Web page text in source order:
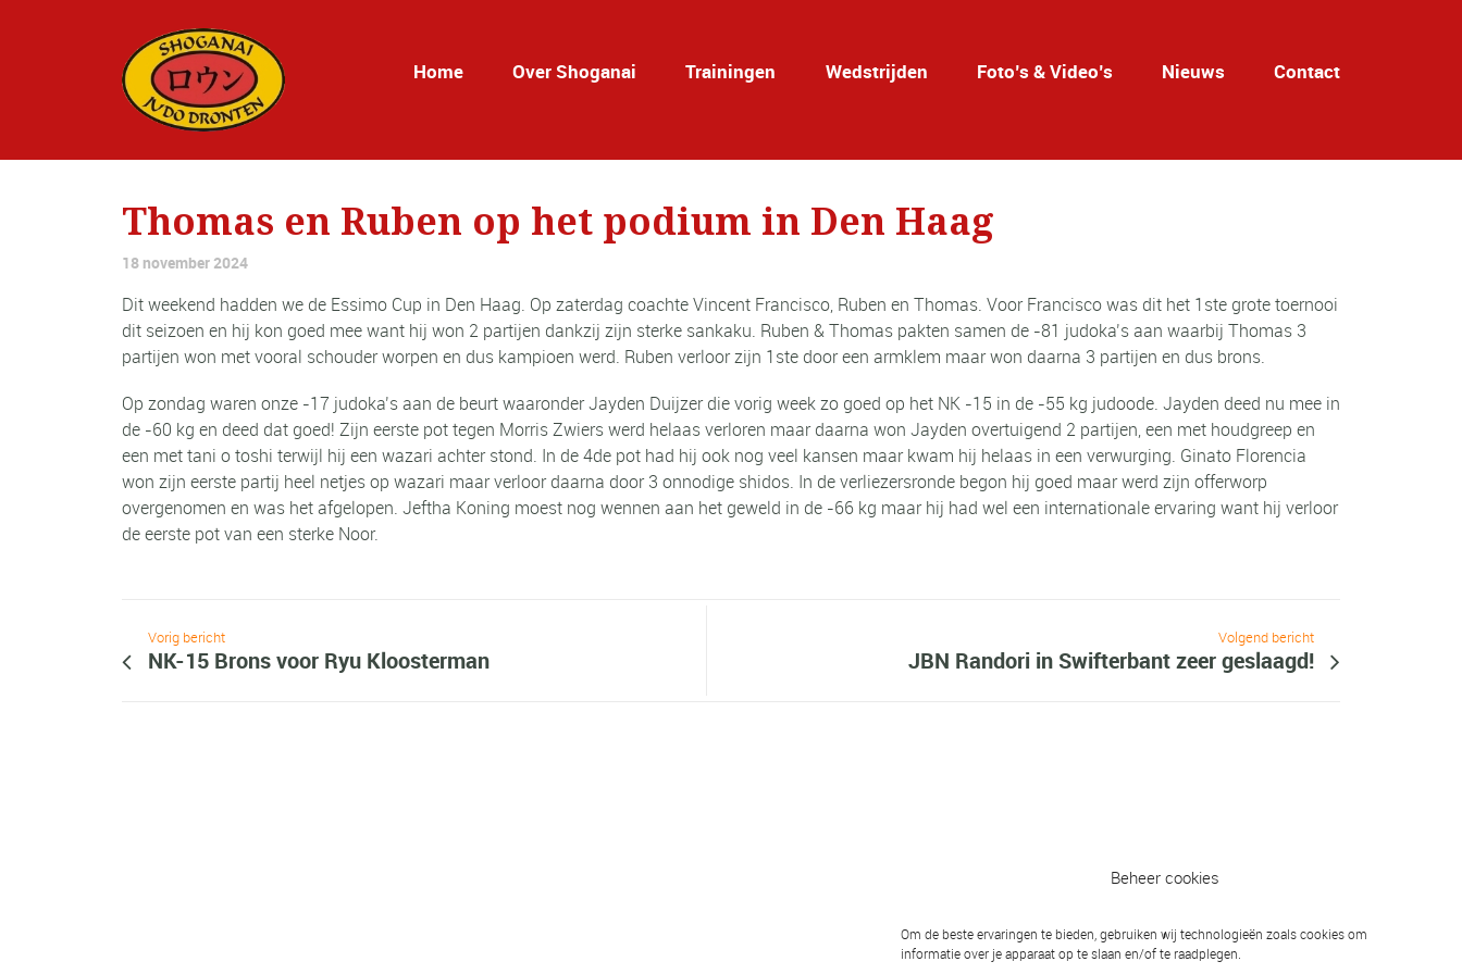
Beheer cookies
Om de beste ervaringen te bieden, gebruiken wij technologieën zoals cookies om
informatie over je apparaat op te slaan en/of te raadplegen.
Home Over Shoganai Trainingen Wedstrijden Foto’s & Video’s Nieuws Contact
Thomas en Ruben op het podium in Den Haag
18 november 2024
Dit weekend hadden we de Essimo Cup in Den Haag. Op zaterdag coachte Vincent Francisco, Ruben en Thomas. Voor Francisco was dit het 1ste grote toernooi
dit seizoen en hij kon goed mee want hij won 2 partijen dankzij zijn sterke sankaku. Ruben & Thomas pakten samen de -81 judoka’s aan waarbij Thomas 3
partijen won met vooral schouder worpen en dus kampioen werd. Ruben verloor zijn 1ste door een armklem maar won daarna 3 partijen en dus brons.
Op zondag waren onze -17 judoka’s aan de beurt waaronder Jayden Duijzer die vorig week zo goed op het NK -15 in de -55 kg judoode. Jayden deed nu mee in
de -60 kg en deed dat goed! Zijn eerste pot tegen Morris Zwiers werd helaas verloren maar daarna won Jayden overtuigend 2 partijen, een met houdgreep en
een met tani o toshi terwijl hij een wazari achter stond. In de 4de pot had hij ook nog veel kansen maar kwam hij helaas in een verwurging. Ginato Florencia
won zijn eerste partij heel netjes op wazari maar verloor daarna door 3 onnodige shidos. In de verliezersronde begon hij goed maar werd zijn offerworp
overgenomen en was het afgelopen. Jeftha Koning moest nog wennen aan het geweld in de -66 kg maar hij had wel een internationale ervaring want hij verloor
de eerste pot van een sterke Noor.
Vorig bericht
NK-15 Brons voor Ryu Kloosterman
Volgend bericht
JBN Randori in Swifterbant zeer geslaagd!